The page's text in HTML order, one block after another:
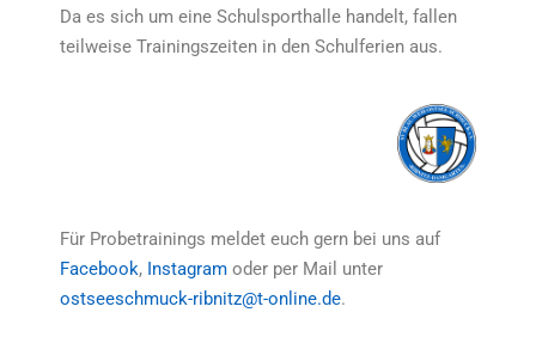
Da es sich um eine Schulsporthalle handelt, fallen
teilweise Trainingszeiten in den Schulferien aus.
Für Probetrainings meldet euch gern bei uns auf
Facebook, Instagram oder per Mail unter
ostseeschmuck-ribnitz@t-online.de.